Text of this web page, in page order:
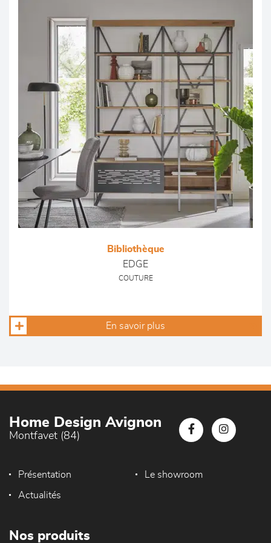
Bibliothèque
EDGE
COUTURE
En savoir plus
Home Design Avignon
Montfavet (84)
Présentation Le showroom
Actualités
Nos produits